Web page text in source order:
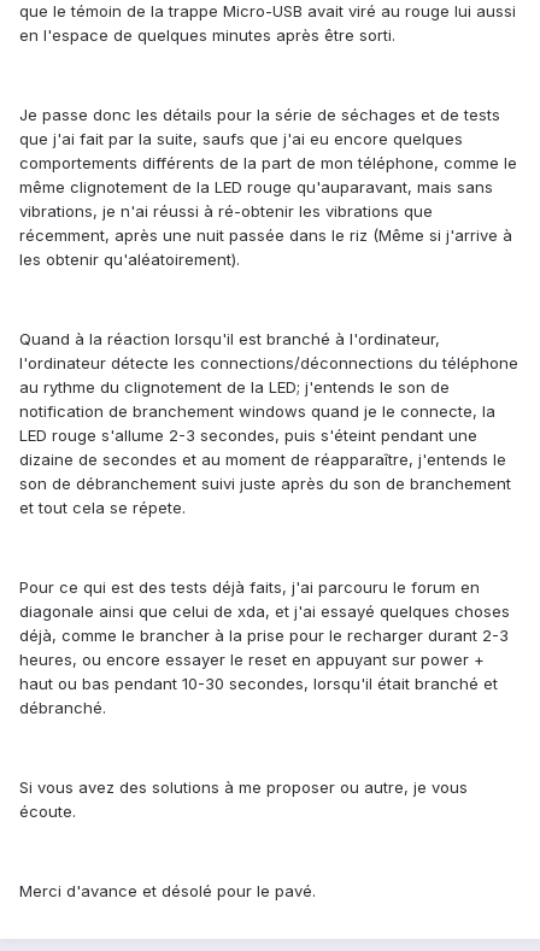
que le témoin de la trappe Micro-USB avait viré au rouge lui aussi
en l'espace de quelques minutes après être sorti.
Je passe donc les détails pour la série de séchages et de tests
que j'ai fait par la suite, saufs que j'ai eu encore quelques
comportements différents de la part de mon téléphone, comme le
même clignotement de la LED rouge qu'auparavant, mais sans
vibrations, je n'ai réussi à ré-obtenir les vibrations que
récemment, après une nuit passée dans le riz (Même si j'arrive à
les obtenir qu'aléatoirement).
Quand à la réaction lorsqu'il est branché à l'ordinateur,
l'ordinateur détecte les connections/déconnections du téléphone
au rythme du clignotement de la LED; j'entends le son de
notification de branchement windows quand je le connecte, la
LED rouge s'allume 2-3 secondes, puis s'éteint pendant une
dizaine de secondes et au moment de réapparaître, j'entends le
son de débranchement suivi juste après du son de branchement
et tout cela se répete.
Pour ce qui est des tests déjà faits, j'ai parcouru le forum en
diagonale ainsi que celui de xda, et j'ai essayé quelques choses
déjà, comme le brancher à la prise pour le recharger durant 2-3
heures, ou encore essayer le reset en appuyant sur power +
haut ou bas pendant 10-30 secondes, lorsqu'il était branché et
débranché.
Si vous avez des solutions à me proposer ou autre, je vous
écoute.
Merci d'avance et désolé pour le pavé.